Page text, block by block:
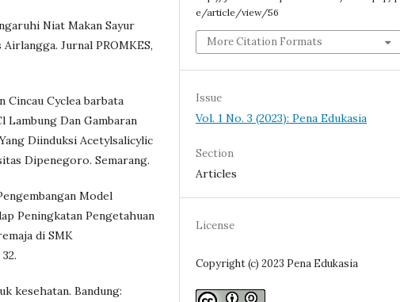
Niat Makan Sayur
Jurnal PROMKES,
Cincau Cyclea barbata
Dan Gambaran
Diinduksi Acetylsalicylic
Dipenegoro. Semarang.
Model
Peningkatan Pengetahuan
di SMK
kesehatan. Bandung:
e/article/view/56
More Citation Formats
Issue
Vol. 1 No. 3 (2023): Pena Edukasia
Section
Articles
License
Copyright (c) 2023 Pena Edukasia